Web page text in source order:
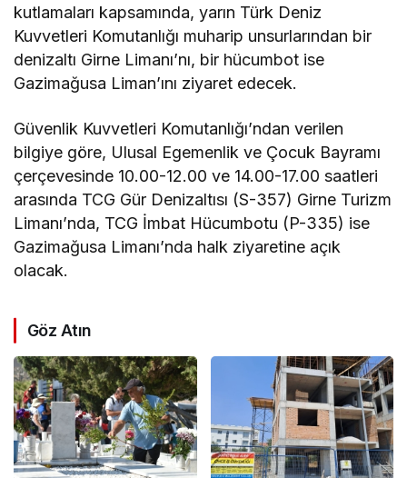
kutlamaları kapsamında, yarın Türk Deniz
Kuvvetleri Komutanlığı muharip unsurlarından bir
denizaltı Girne Limanı’nı, bir hücumbot ise
Gazimağusa Liman’ını ziyaret edecek.
Güvenlik Kuvvetleri Komutanlığı’ndan verilen
bilgiye göre, Ulusal Egemenlik ve Çocuk Bayramı
çerçevesinde 10.00-12.00 ve 14.00-17.00 saatleri
arasında TCG Gür Denizaltısı (S-357) Girne Turizm
Limanı’nda, TCG İmbat Hücumbotu (P-335) ise
Gazimağusa Limanı’nda halk ziyaretine açık
olacak.
Göz Atın